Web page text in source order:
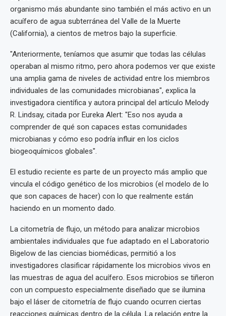
organismo más abundante sino también el más activo en un
acuífero de agua subterránea del Valle de la Muerte
(California), a cientos de metros bajo la superficie.
"Anteriormente, teníamos que asumir que todas las células
operaban al mismo ritmo, pero ahora podemos ver que existe
una amplia gama de niveles de actividad entre los miembros
individuales de las comunidades microbianas", explica la
investigadora científica y autora principal del artículo Melody
R. Lindsay, citada por Eureka Alert: "Eso nos ayuda a
comprender de qué son capaces estas comunidades
microbianas y cómo eso podría influir en los ciclos
biogeoquímicos globales".
El estudio reciente es parte de un proyecto más amplio que
vincula el código genético de los microbios (el modelo de lo
que son capaces de hacer) con lo que realmente están
haciendo en un momento dado.
La citometría de flujo, un método para analizar microbios
ambientales individuales que fue adaptado en el Laboratorio
Bigelow de las ciencias biomédicas, permitió a los
investigadores clasificar rápidamente los microbios vivos en
las muestras de agua del acuífero. Esos microbios se tiñeron
con un compuesto especialmente diseñado que se ilumina
bajo el láser de citometría de flujo cuando ocurren ciertas
reacciones químicas dentro de la célula. La relación entre la